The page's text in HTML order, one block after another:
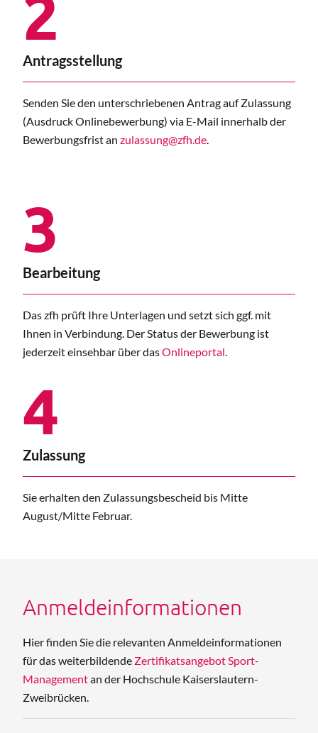
2
Antragsstellung
Senden Sie den unterschriebenen Antrag auf Zulassung
(Ausdruck Onlinebewerbung) via E-Mail innerhalb der
Bewerbungsfrist an zulassung@zfh.de.
3
Bearbeitung
Das zfh prüft Ihre Unterlagen und setzt sich ggf. mit
Ihnen in Verbindung. Der Status der Bewerbung ist
jederzeit einsehbar über dasOnlineportal.
4
Zulassung
Sie erhalten den Zulassungsbescheid bis Mitte
August/Mitte Februar.
Anmeldeinformationen
Hier finden Sie die relevanten Anmeldeinformationen
für das weiterbildende Zertifikatsangebot Sport-
Managementan der Hochschule Kaiserslautern-
Zweibrücken.